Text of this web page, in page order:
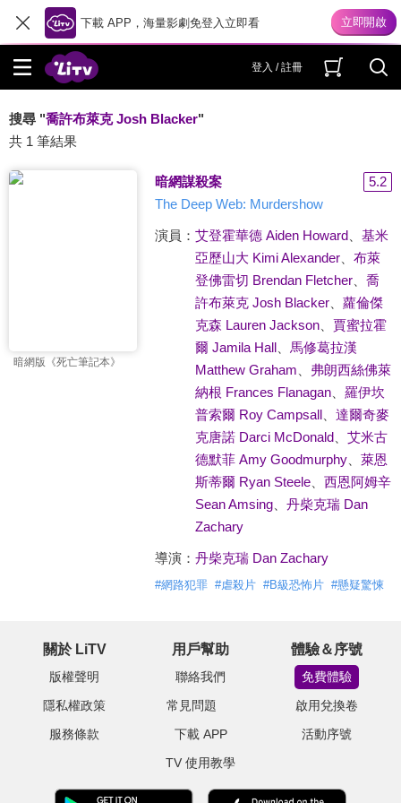
下載 APP，海量影劇免登入立即看
登入 / 註冊
搜尋 "喬許布萊克 Josh Blacker"
共 1 筆結果
暗網版《死亡筆記本》
暗網謀殺案
5.2
The Deep Web: Murdershow
演員： 艾登霍華德 Aiden Howard、 基米
亞歷山大 Kimi Alexander、 布萊
登佛雷切 Brendan Fletcher、 喬
許布萊克 Josh Blacker、 蘿倫傑
克森 Lauren Jackson、 賈蜜拉霍
爾 Jamila Hall、 馬修葛拉漢
Matthew Graham
弗朗西絲佛萊
納根 Frances Flanagan、 羅伊坎
普索爾 Roy Campsall、 達爾奇麥
克唐諾 Darci McDonald、 艾米古
德默菲 Amy Goodmurphy、 萊恩
斯蒂爾 Ryan Steele、 西恩阿姆辛
Sean Amsing、 丹柴克瑞 Dan
Zachary
導演： 丹柴克瑞 Dan Zachary
#網路犯罪 #虐殺片 #B級恐怖片 #懸疑驚悚
關於 LiTV
版權聲明
隱私權政策
服務條款
用戶幫助
聯絡我們
常見問題
下載 APP
TV 使用教學
體驗＆序號
免費體驗
啟用兌換卷
活動序號